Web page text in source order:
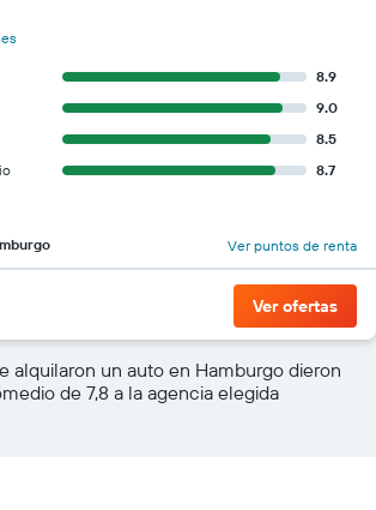
8.9
9.0
8.5
8.7
Ver puntos de renta
Ver ofertas
alquilaron un auto en Hamburgo dieron
de 7,8 a la agencia elegida